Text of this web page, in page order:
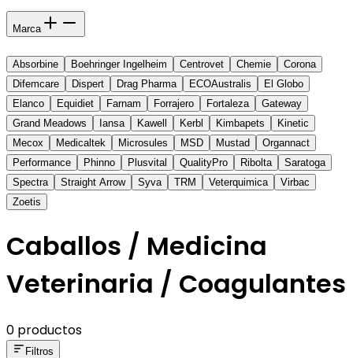
Marca
Absorbine Boehringer Ingelheim Centrovet Chemie
Corona
Difemcare
Dispert Drag Pharma ECOAustralis
El Globo
Elanco
Equidiet Farnam Forrajero Fortaleza
Gateway
Grand Meadows
Iansa Kawell Kerbl Kimbapets
Kinetic
Mecox
Medicaltek Microsules MSD Mustad
Organnact
Performance
Phinno Plusvital QualityPro Ribolta
Saratoga
Spectra
Straight Arrow Syva TRM Veterquimica
Virbac
Zoetis
Caballos / Medicina
Veterinaria / Coagulantes
0 productos
Filtros